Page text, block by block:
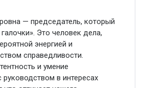
— председатель, который
Это человек дела,
энергией и
справедливости.
и умение
руководством в интересах